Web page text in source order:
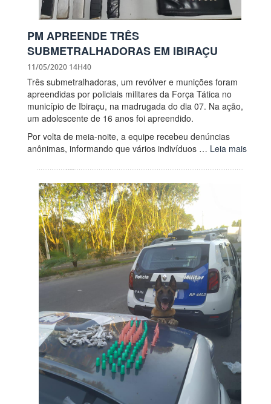
PM APREENDE TRÊS
SUBMETRALHADORAS EM IBIRAÇU
11/05/2020 14H40
Três submetralhadoras, um revólver e munições foram
apreendidas por policiais militares da Força Tática no
município de Ibiraçu, na madrugada do dia 07. Na ação,
um adolescente de 16 anos foi apreendido.
Por volta de meia-noite, a equipe recebeu denúncias
anônimas, informando que vários indivíduos … Leia mais